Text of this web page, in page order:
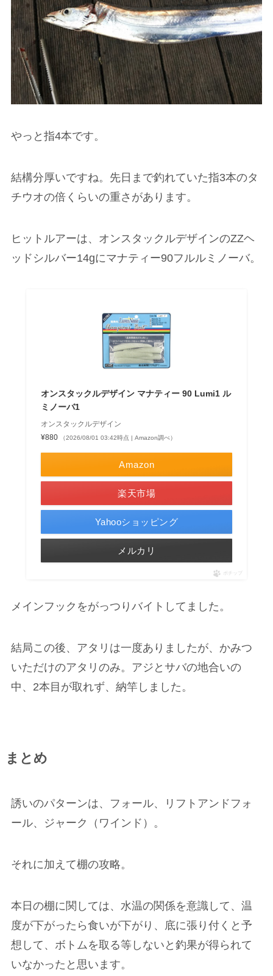
やっと指4本です。
結構分厚いですね。先日まで釣れていた指3本のタ
チウオの倍くらいの重さがあります。
ヒットルアーは、オンスタックルデザインのZZヘ
ッドシルバー14gにマナティー90フルルミノーバ。
オンスタックルデザイン マナティー 90 Lumi1 ル
ミノーバ1
オンスタックルデザイン
¥880
（2026/08/01 03:42時点 | Amazon調べ）
Amazon
楽天市場
Yahooショッピング
メルカリ
ポチップ
メインフックをがっつりバイトしてました。
結局この後、アタリは一度ありましたが、かみつ
いただけのアタリのみ。アジとサバの地合いの
中、2本目が取れず、納竿しました。
まとめ
誘いのパターンは、フォール、リフトアンドフォ
ール、ジャーク（ワインド）。
それに加えて棚の攻略。
本日の棚に関しては、水温の関係を意識して、温
度が下がったら食いが下がり、底に張り付くと予
想して、ボトムを取る等しないと釣果が得られて
いなかったと思います。